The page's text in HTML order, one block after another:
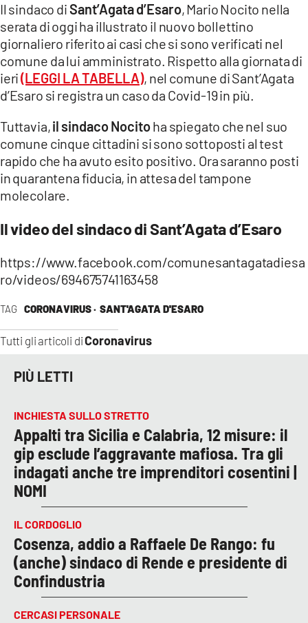
LACONAIR.IT
LACITYMAG.IT
ILREGGINO.IT
COSENZACHANNEL.IT
ILVIBONESE.IT
CATANZAROCHANNEL.IT
LACAPITALENEWS.IT
ANDROID
APPLE
TAG CORONAVIRUS · SANT'AGATA D'ESARO
Tutti gli articoli diCoronavirus
Il sindaco diSant’Agata d’Esaro, Mario Nocito nella
serata di oggi ha illustrato il nuovo bollettino
giornaliero riferito ai casi che si sono verificati nel
comune da lui amministrato. Rispetto alla giornata di
ieri(LEGGI LA TABELLA), nel comune di Sant’Agata
d’Esaro si registra un caso da Covid-19 in più.
Tuttavia,il sindaco Nocitoha spiegato che nel suo
comune cinque cittadini si sono sottoposti al test
rapido che ha avuto esito positivo. Ora saranno posti
in quarantena fiducia, in attesa del tampone
molecolare.
Il video del sindaco di Sant’Agata d’Esaro
https://www.facebook.com/comunesantagatadiesa
ro/videos/694675741163458
PIÙ LETTI
INCHIESTA SULLO STRETTO
Appalti tra Sicilia e Calabria, 12 misure: il
gip esclude l’aggravante mafiosa. Tra gli
indagati anche tre imprenditori cosentini |
NOMI
IL CORDOGLIO
Cosenza, addio a Raffaele De Rango: fu
(anche) sindaco di Rende e presidente di
Confindustria
CERCASI PERSONALE